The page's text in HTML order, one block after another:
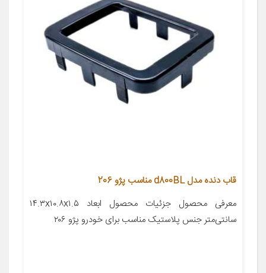
قاب دنده مدل d800BL مناسب پژو 206
معرفی محصول جزئیات محصول ابعاد ۱۴.۳x۱۰.۸x۱.۵
سانتی‌متر جنس پلاستیک مناسب برای خودرو پژو ۲۰۶